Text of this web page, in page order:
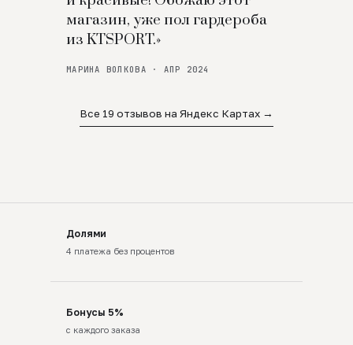
магазин, уже пол гардероба
из KTSPORT.»
МАРИНА ВОЛКОВА · АПР 2024
Все 19 отзывов на Яндекс Картах →
Долями
4 платежа без процентов
Бонусы 5%
с каждого заказа